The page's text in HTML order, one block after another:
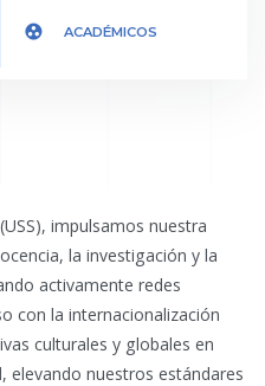
group_work ACADÉMICOS
impulsamos nuestra
la investigación y la
activamente redes
con la internacionalización
culturales y globales en
elevando nuestros estándares